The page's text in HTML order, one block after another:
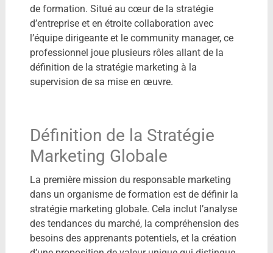
de formation. Situé au cœur de la stratégie
d’entreprise et en étroite collaboration avec
l’équipe dirigeante et le community manager, ce
professionnel joue plusieurs rôles allant de la
définition de la stratégie marketing à la
supervision de sa mise en œuvre.
Définition de la Stratégie
Marketing Globale
La première mission du responsable marketing
dans un organisme de formation est de définir la
stratégie marketing globale. Cela inclut l’analyse
des tendances du marché, la compréhension des
besoins des apprenants potentiels, et la création